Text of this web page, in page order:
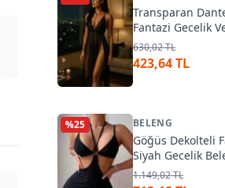
Transparan
Fantazi Gecelik
630,02 TL
423,64 TL
%25 BELENG
Göğüs Dekolteli
Siyah Gecelik
1.149,02 TL